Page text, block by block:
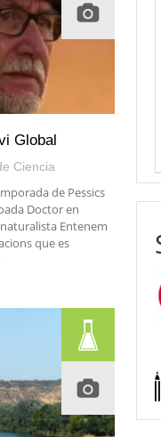
Global
Ciencia
de Pessics
Doctor en
Entenem
que es